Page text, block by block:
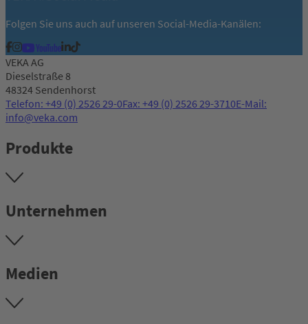
Folgen Sie uns auch auf unseren Social-Media-Kanälen:
VEKA AG
Dieselstraße 8
48324 Sendenhorst
Telefon: +49 (0) 2526 29-0Fax: +49 (0) 2526 29-3710E-Mail:
info@veka.com
Produkte
Unternehmen
Medien